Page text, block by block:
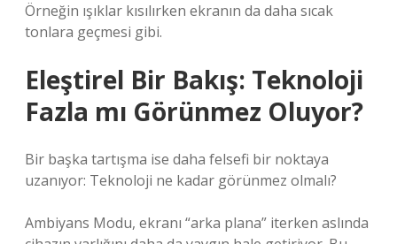
Örneğin ışıklar kısılırken ekranın da daha sıcak
tonlara geçmesi gibi.
Eleştirel Bir Bakış: Teknoloji
Fazla mı Görünmez Oluyor?
Bir başka tartışma ise daha felsefi bir noktaya
uzanıyor: Teknoloji ne kadar görünmez olmalı?
Ambiyans Modu, ekranı “arka plana” iterken aslında